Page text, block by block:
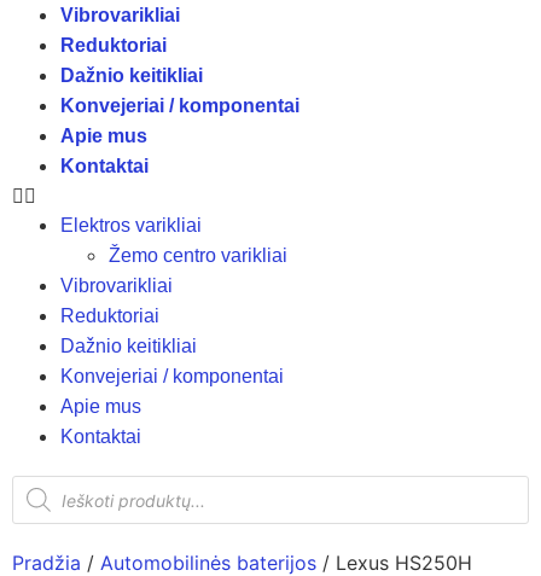
Vibrovarikliai
Reduktoriai
Dažnio keitikliai
Konvejeriai / komponentai
Apie mus
Kontaktai
Elektros varikliai
Žemo centro varikliai
Vibrovarikliai
Reduktoriai
Dažnio keitikliai
Konvejeriai / komponentai
Apie mus
Kontaktai
Pradžia / Automobilinės baterijos / Lexus HS250H